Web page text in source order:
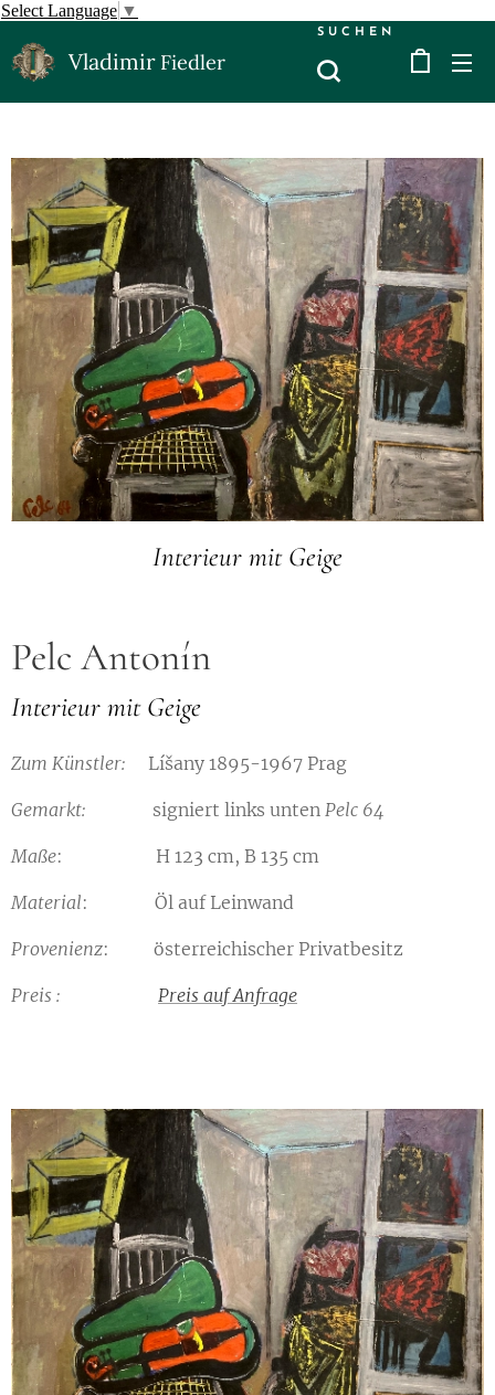
Select Language ▼
Vladimir Fiedler
SUCHEN
Interieur mit Geige
Pelc Antonín
Interieur mit Geige
Zum Künstler: Líšany 1895-1967 Prag
Gemarkt: signiert links unten Pelc 64
Maße: H 123 cm, B 135 cm
Material: Öl auf Leinwand
Provenienz: österreichischer Privatbesitz
Preis : Preis auf Anfrage